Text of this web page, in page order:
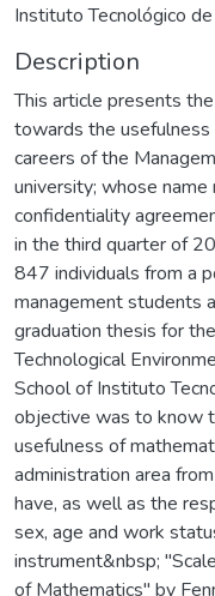
Instituto Tecnológico
Description
This article presents
towards the
careers of the
university; whose name
confidentiality
in the third quarter of
847 individuals from a
management students
graduation thesis for
Technological
School of Instituto
objective was to know
usefulness of
administration area
have, as well as the
sex, age and work
instrument&nbsp;
of Mathematics" by